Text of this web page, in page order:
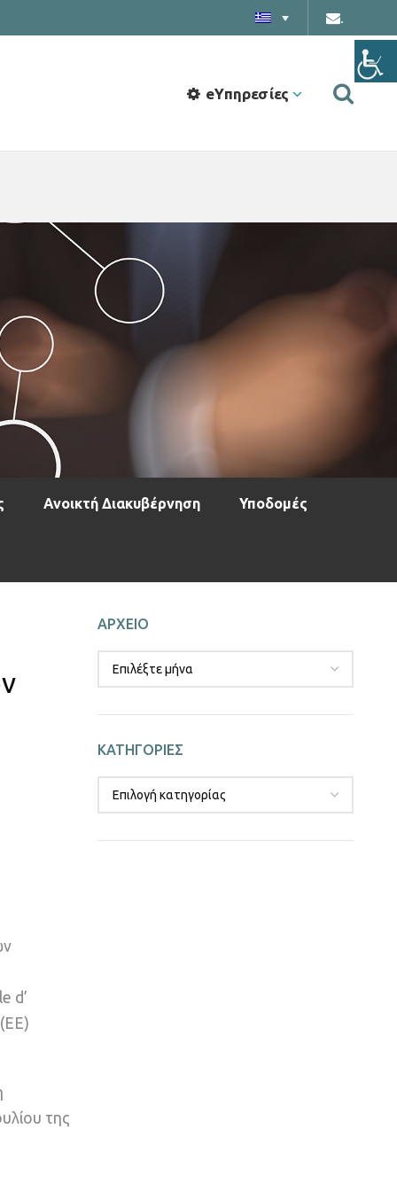
eΥπηρεσίες
Ανοικτή Διακυβέρνηση Υποδομές
d’
της
ΑΡΧΕΙΟ
ΚΑΤΗΓΟΡΙΕΣ